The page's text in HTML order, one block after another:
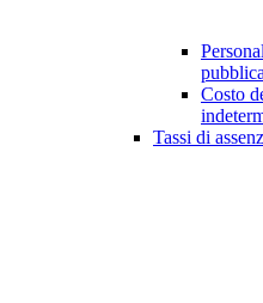
Costo
Tassi di